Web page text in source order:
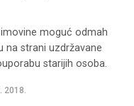
moguć odmah
na strani uzdržavane
starijih osoba.
2018.